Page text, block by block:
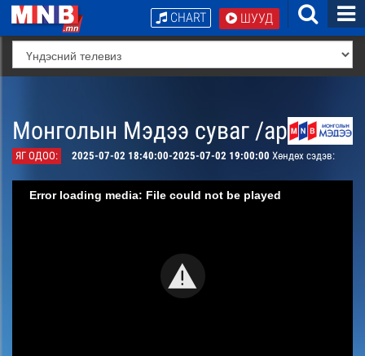
ШУУД
CHART
Монголын Мэдээ суваг /архив/
ЯГ ОДОО: 2025-07-02 18:40:00-2025-07-02 19:00:00 Хөндөх сэдэв:
Error loading media: File could not be played